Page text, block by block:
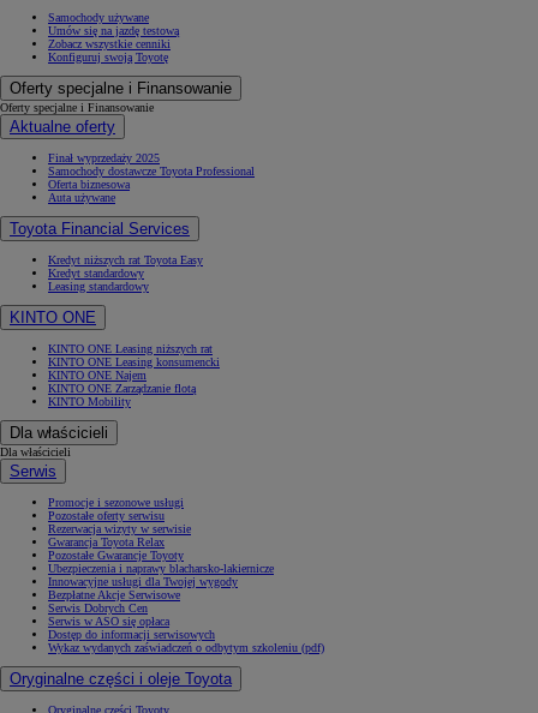
Samochody używane
Umów się na jazdę testową
Zobacz wszystkie cenniki
Konfiguruj swoją Toyotę
Oferty specjalne i Finansowanie
Oferty specjalne i Finansowanie
Aktualne oferty
Finał wyprzedaży 2025
Samochody dostawcze Toyota Professional
Oferta biznesowa
Auta używane
Toyota Financial Services
Kredyt niższych rat Toyota Easy
Kredyt standardowy
Leasing standardowy
KINTO ONE
KINTO ONE Leasing niższych rat
KINTO ONE Leasing konsumencki
KINTO ONE Najem
KINTO ONE Zarządzanie flotą
KINTO Mobility
Dla właścicieli
Dla właścicieli
Serwis
Promocje i sezonowe usługi
Pozostałe oferty serwisu
Rezerwacja wizyty w serwisie
Gwarancja Toyota Relax
Pozostałe Gwarancje Toyoty
Ubezpieczenia i naprawy blacharsko-lakiernicze
Innowacyjne usługi dla Twojej wygody
Bezpłatne Akcje Serwisowe
Serwis Dobrych Cen
Serwis w ASO się opłaca
Dostęp do informacji serwisowych
Wykaz wydanych zaświadczeń o odbytym szkoleniu (pdf)
Oryginalne części i oleje Toyota
Oryginalne części Toyoty